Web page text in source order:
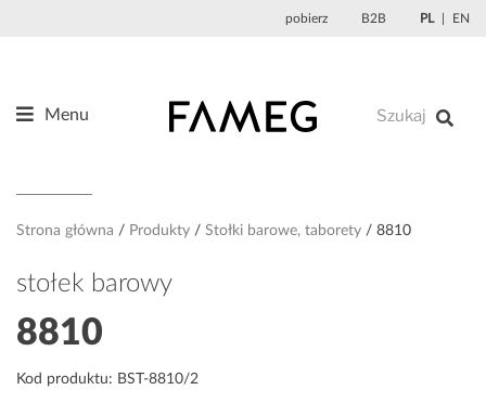
pobierz B2B PL EN
Menu
O nas
Projektanci
Referencje
Kontakt
Sklep
Strona główna Produkty Stołki barowe, taborety 8810
stołek barowy
8810
Kod produktu: BST-8810/2